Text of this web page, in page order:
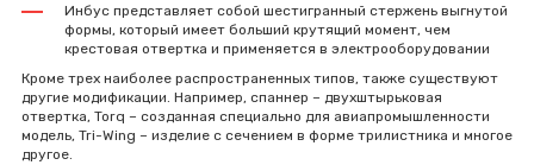
Инбус представляет собой шестигранный стержень выгнутой
формы, который имеет больший крутящий момент, чем
крестовая отвертка и применяется в электрооборудовании
Кроме трех наиболее распространенных типов, также существуют
другие модификации. Например, спаннер – двухштырьковая
отвертка, Torq – созданная специально для авиапромышленности
модель, Tri-Wing – изделие с сечением в форме трилистника и многое
другое.